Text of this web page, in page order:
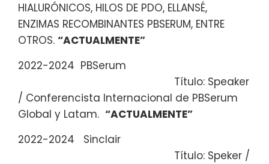
HIALURÓNICOS, HILOS DE PDO, ELLANSÉ,
ENZIMAS RECOMBINANTES PBSERUM, ENTRE
OTROS. “ACTUALMENTE”
2022-2024 PBSerum
Título: Speaker
/ Conferencista Internacional de PBSerum
Global y Latam. “ACTUALMENTE”
2022-2024 Sinclair
Título: Speker /